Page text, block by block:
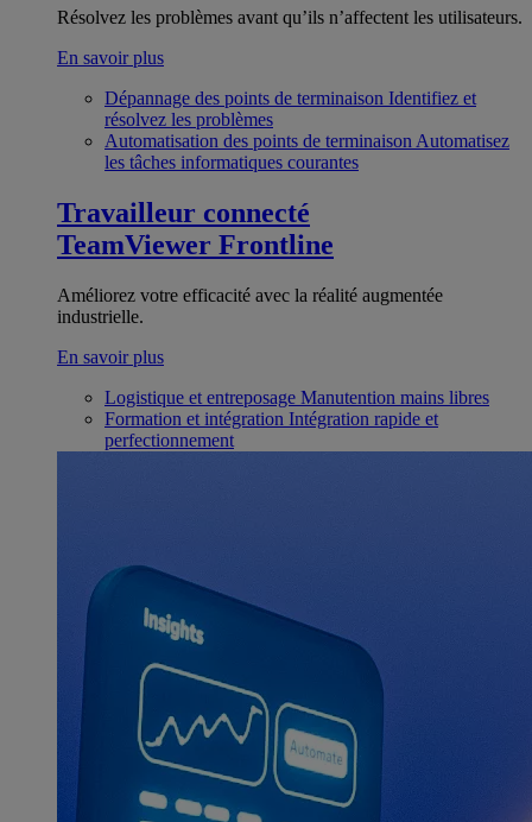
Résolvez les problèmes avant qu’ils n’affectent les utilisateurs.
En savoir plus
Dépannage des points de terminaison Identifiez et
résolvez les problèmes
Automatisation des points de terminaison Automatisez
les tâches informatiques courantes
Travailleur connecté
TeamViewer Frontline
Améliorez votre efficacité avec la réalité augmentée
industrielle.
En savoir plus
Logistique et entreposage Manutention mains libres
Formation et intégration Intégration rapide et
perfectionnement